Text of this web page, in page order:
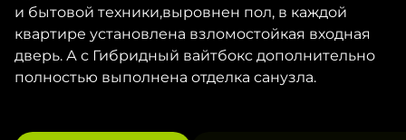
и бытовой техники,выровнен пол, в каждой
квартире установлена взломостойкая входная
дверь. А с Гибридный вайтбокс дополнительно
полностью выполнена отделка санузла.